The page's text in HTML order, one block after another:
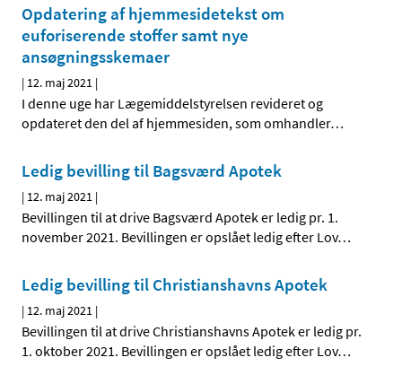
Opdatering af hjemmesidetekst om
euforiserende stoffer samt nye
ansøgningsskemaer
| 12. maj 2021 |
I denne uge har Lægemiddelstyrelsen revideret og
opdateret den del af hjemmesiden, som omhandler…
Ledig bevilling til Bagsværd Apotek
| 12. maj 2021 |
Bevillingen til at drive Bagsværd Apotek er ledig pr. 1.
november 2021. Bevillingen er opslået ledig efter Lov…
Ledig bevilling til Christianshavns Apotek
| 12. maj 2021 |
Bevillingen til at drive Christianshavns Apotek er ledig pr.
1. oktober 2021. Bevillingen er opslået ledig efter Lov…